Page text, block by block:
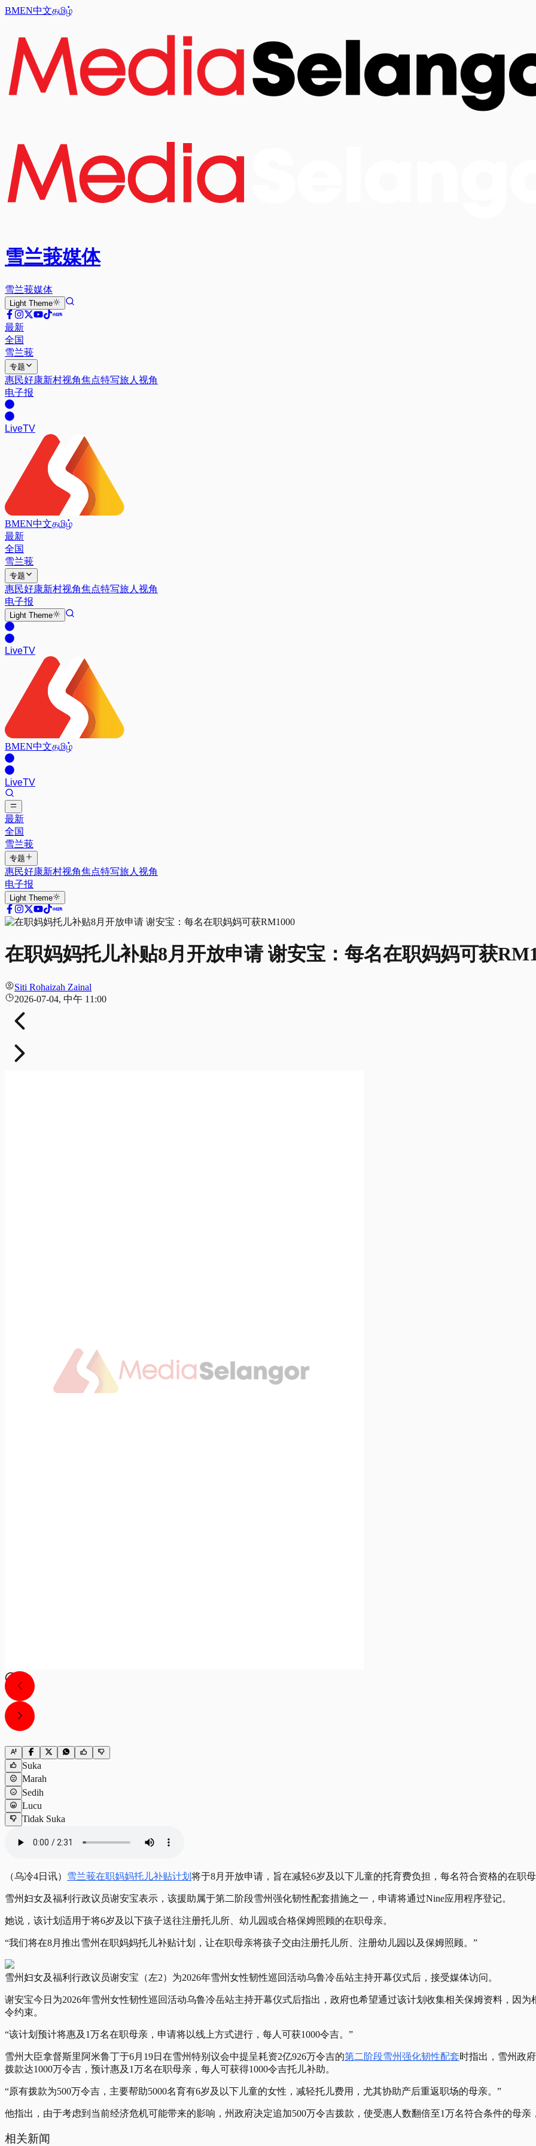
BMEN中文தமிழ்
雪兰莪媒体
雪兰莪媒体
Light Theme
最新
全国
雪兰莪
专题
惠民好康新村视角焦点特写旅人视角
电子报
LiveTV
BMEN中文தமிழ்
最新
全国
雪兰莪
专题
惠民好康新村视角焦点特写旅人视角
电子报
Light Theme
LiveTV
BMEN中文தமிழ்
LiveTV
最新
全国
雪兰莪
专题
惠民好康新村视角焦点特写旅人视角
电子报
Light Theme
在职妈妈托儿补贴8月开放申请 谢安宝：每名在职妈妈可获
Siti Rohaizah Zainal
2026-07-04, 中午 11:00
Suka
Marah
Sedih
Lucu
Tidak Suka
（乌冷4日讯） 雪兰莪在职妈妈托儿补贴计划 将于8月开放申请，旨在减轻6岁及以下儿童的托育费负担，每名符合资格的在职
雪州妇女及福利行政议员谢安宝表示，该援助属于第二阶段雪州强化韧性配套措施之一，申请将通过Nine应用程序登记。
她说，该计划适用于将6岁及以下孩子送往注册托儿所、幼儿园或合格保姆照顾的在职母亲。
“我们将在8月推出雪州在职妈妈托儿补贴计划，让在职母亲将孩子交由注册托儿所、注册幼儿园以及保姆照顾。”
雪州妇女及福利行政议员谢安宝（左2）为2026年雪州女性韧性巡回活动乌鲁冷岳站主持开幕仪式后，接受媒体访问。
谢安宝今日为2026年雪州女性韧性巡回活动乌鲁冷岳站主持开幕仪式后指出，政府也希望通过该计划收集相关保姆资料，因
令约束。
“该计划预计将惠及1万名在职母亲，申请将以线上方式进行，每人可获1000令吉。”
雪州大臣拿督斯里阿米鲁丁于6月19日在雪州特别议会中提呈耗资2亿926万令吉的第二阶段雪州强化韧性配套时指出，雪州政
拨款达1000万令吉，预计惠及1万名在职母亲，每人可获得1000令吉托儿补助。
“原有拨款为500万令吉，主要帮助5000名育有6岁及以下儿童的女性，减轻托儿费用，尤其协助产后重返职场的母亲。”
他指出，由于考虑到当前经济危机可能带来的影响，州政府决定追加500万令吉拨款，使受惠人数翻倍至1万名符合条件的母亲
相关新闻